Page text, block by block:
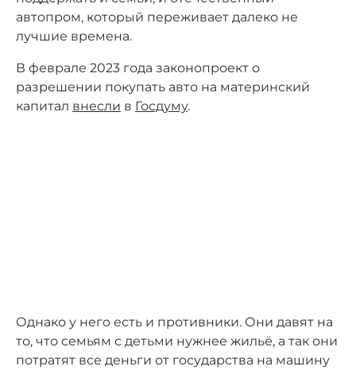
автопром, который переживает далеко не
лучшие времена.
В феврале 2023 года законопроект о
разрешении покупать авто на материнский
капитал внесли в Госдуму.
Однако у него есть и противники. Они давят на
то, что семьям с детьми нужнее жильё, а так они
потратят все деньги от государства на машину